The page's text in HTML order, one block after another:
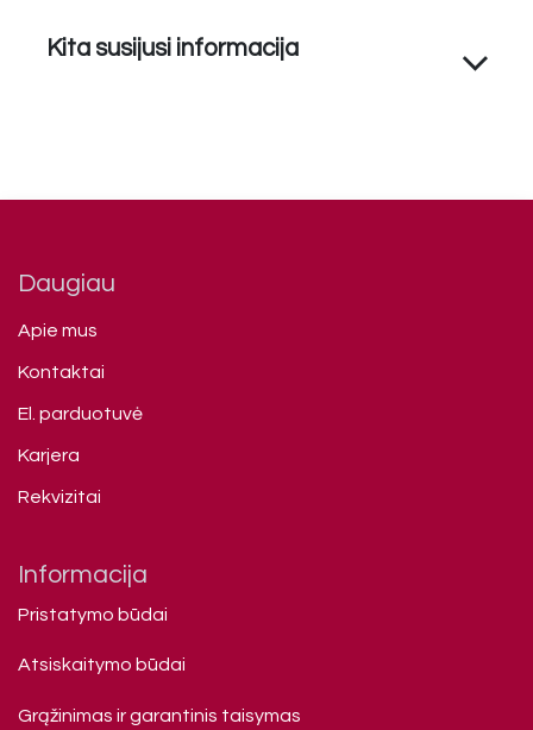
Kita susijusi informacija
Daugiau
Apie mus
Kontaktai
El. parduotuvė
Karjera
Rekvizitai
Informacija
Pristatymo būdai
Atsiskaitymo būdai
Grąžinimas ir garantinis taisymas